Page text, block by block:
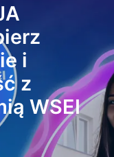
i
z
WSEI